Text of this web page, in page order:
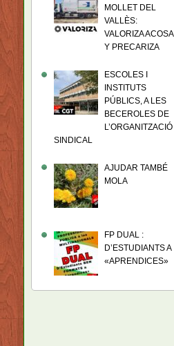
MOLLET DEL
VALLÈS:
VALORIZA ACOSA
Y PRECARIZA
ESCOLES I
INSTITUTS
PÚBLICS, A LES
BECEROLES DE
L’ORGANITZACIÓ
SINDICAL
AJUDAR TAMBÉ
MOLA
FP DUAL :
D’ESTUDIANTS A
«APRENDICES»